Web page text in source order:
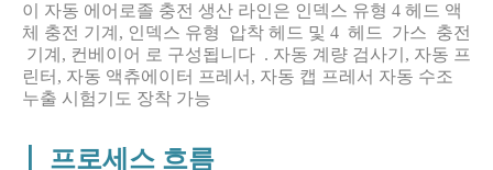
이 자동 에어로졸 충전 생산 라인은 인덱스 유형 4 헤드 액
체 충전 기계, 인덱스 유형 압착 헤드 및 4 헤드 가스 충전
기계, 컨베이어 로 구성됩니다 . 자동 계량 검사기, 자동 프
린터, 자동 액츄에이터 프레서, 자동 캡 프레서 자동 수조
누출 시험기도 장착 가능
| 프로세스 흐름